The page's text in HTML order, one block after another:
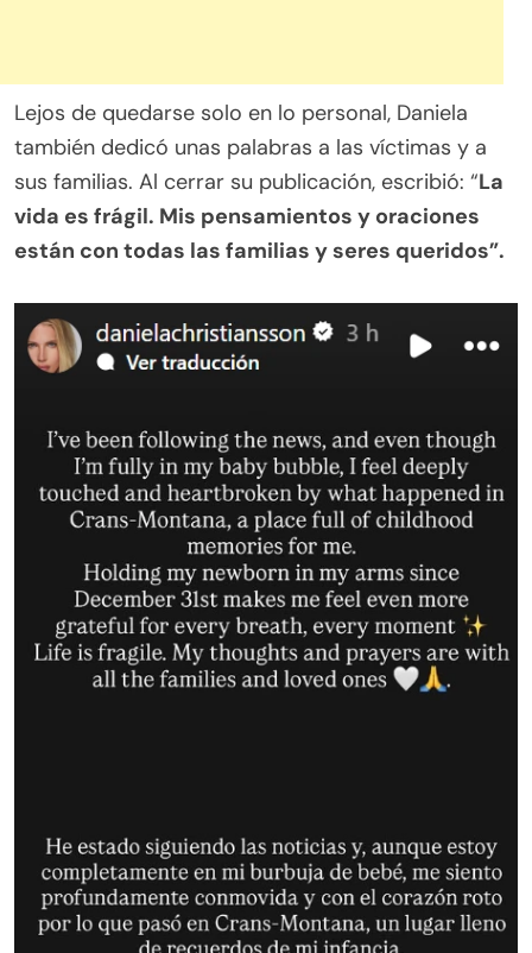
Lejos de quedarse solo en lo personal, Daniela
también dedicó unas palabras a las víctimas y a
sus familias. Al cerrar su publicación, escribió: “La
vida es frágil. Mis pensamientos y oraciones
están con todas las familias y seres queridos”.